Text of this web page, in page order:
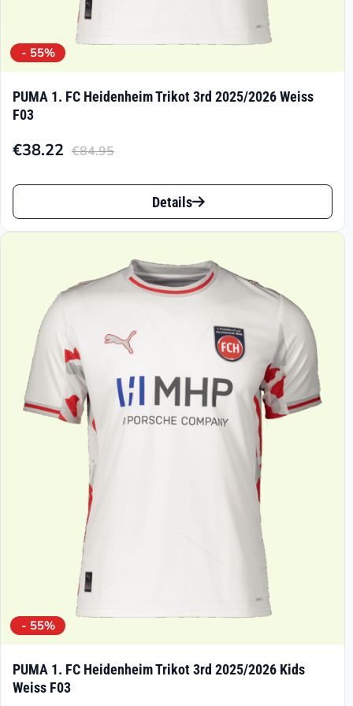
- 55%
PUMA 1. FC Heidenheim Trikot 3rd 2025/2026 Weiss
F03
€84.95
Ursprünglicher
Preis
€84.95
€38.22
Aktueller
Preis
€38.22.
Dieses
Produkt
Varianten
Die
Optionen
können
Produktseite
Details
- 55%
PUMA 1. FC Heidenheim Trikot 3rd 2025/2026 Kids
Weiss F03